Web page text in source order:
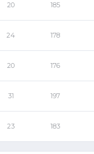
20 185
24 178
20 176
31 197
23 183